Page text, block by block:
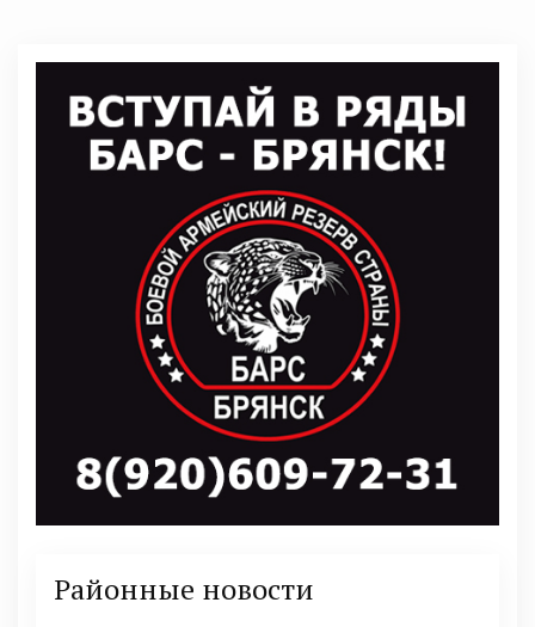
Районные новости